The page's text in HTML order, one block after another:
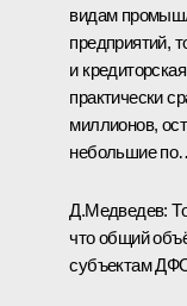
видам
предприятий,
и
практически
миллионов,
небольшие
Д.Медведев:
что общий
субъектам